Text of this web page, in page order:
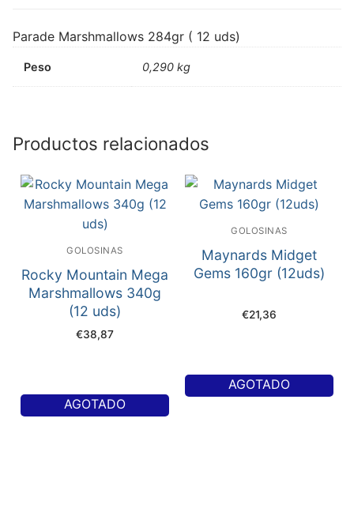
Parade Marshmallows 284gr ( 12 uds)
Peso 0,290 kg
Productos relacionados
GOLOSINAS
Rocky Mountain Mega
Marshmallows 340g
(12 uds)
€38,87
AGOTADO
GOLOSINAS
Maynards Midget
Gems 160gr (12uds)
€21,36
AGOTADO